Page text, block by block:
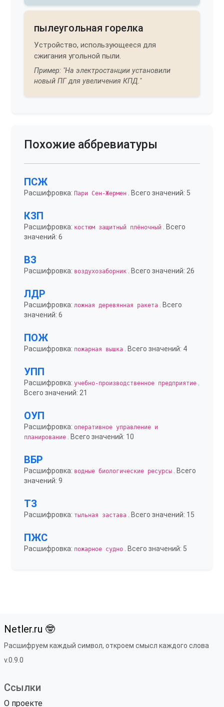
пылеугольная горелка
Устройство, использующееся для
сжигания угольной пыли.
Пример: "На электростанции установили
новый ПГ для увеличения КПД."
Похожие аббревиатуры
ПСЖ
Расшифровка: Пари Сен-Жермен . Всего значений: 5
КЗП
Расшифровка: костюм защитный плёночный . Всего
значений: 6
ВЗ
Расшифровка: воздухозаборник . Всего значений: 26
ЛДР
Расшифровка: ложная деревянная ракета . Всего
значений: 6
ПОЖ
Расшифровка: пожарная вышка . Всего значений: 4
УПП
Расшифровка: учебно-производственное предприятие
Всего значений: 21
ОУП
Расшифровка: оперативное управление и
планирование . Всего значений: 10
ВБР
Расшифровка: водные биологические ресурсы . Всего
значений: 9
ТЗ
Расшифровка: тыльная застава . Всего значений: 15
ПЖС
Расшифровка: пожарное судно . Всего значений: 5
Netler.ru 🤓
Расшифруем каждый символ, откроем смысл каждого слова
v.0.9.0
Ссылки
О проекте